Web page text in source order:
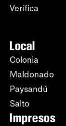
Verifica
Local
Colonia
Maldonado
Paysandú
Salto
Impresos